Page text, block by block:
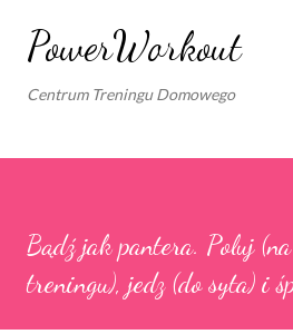
Przejdź do głównej
PowerWorkout
Centrum Treningu Domowego
Bądź jak pantera. Poluj
treningu), jedz (do syta) i